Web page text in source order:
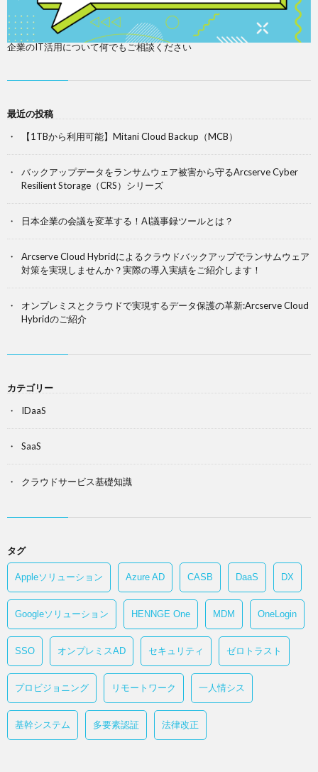
企業のIT活用について何でもご相談ください
最近の投稿
【1TBから利用可能】Mitani Cloud Backup（MCB）
バックアップデータをランサムウェア被害から守るArcserve Cyber
Resilient Storage（CRS）シリーズ
日本企業の会議を変革する！AI議事録ツールとは？
Arcserve Cloud Hybridによるクラウドバックアップでランサムウェア
対策を実現しませんか？実際の導入実績をご紹介します！
オンプレミスとクラウドで実現するデータ保護の革新:Arcserve Cloud
Hybridのご紹介
カテゴリー
IDaaS
SaaS
クラウドサービス基礎知識
タグ
Appleソリューション Azure AD CASB DaaS DX
Googleソリューション HENNGE One MDM OneLogin
SSO オンプレミスAD セキュリティ ゼロトラスト
プロビジョニング リモートワーク 一人情シス
基幹システム 多要素認証 法律改正